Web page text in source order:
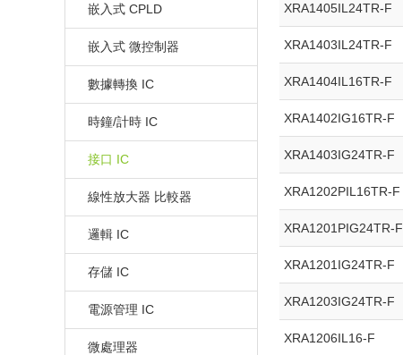
嵌入式 CPLD
嵌入式 微控制器
數據轉換 IC
時鐘/計時 IC
接口 IC
線性放大器 比較器
邏輯 IC
存儲 IC
電源管理 IC
微處理器
XRA1405IL24TR-F
XRA1403IL24TR-F
XRA1404IL16TR-F
XRA1402IG16TR-F
XRA1403IG24TR-F
XRA1202PIL16TR-F
XRA1201PIG24TR-F
XRA1201IG24TR-F
XRA1203IG24TR-F
XRA1206IL16-F